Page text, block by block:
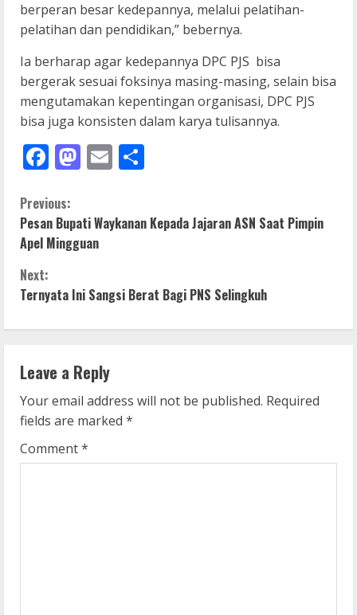
berperan besar kedepannya, melalui pelatihan-
pelatihan dan pendidikan,” bebernya.
Ia berharap agar kedepannya DPC PJS bisa
bergerak sesuai foksinya masing-masing, selain bisa
mengutamakan kepentingan organisasi, DPC PJS
bisa juga konsisten dalam karya tulisannya.
Facebook
Mastodon
Email
C
o
n
t
n
u
e
Previous:
Pesan Bupati Waykanan Kepada Jajaran ASN Saat Pimpin
Apel Mingguan
Next:
Ternyata Ini Sangsi Berat Bagi PNS Selingkuh
Leave a Reply
Your email address will not be published. Required
fields are marked *
Comment*